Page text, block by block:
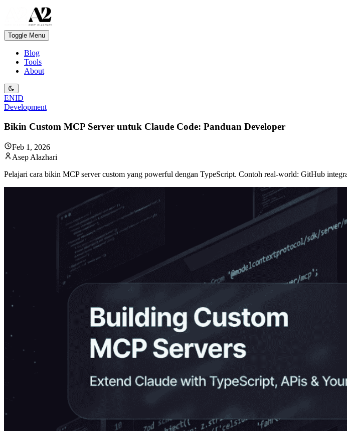
Toggle Menu
Blog
Tools
About
ENID
Development
Bikin Custom MCP Server untuk Claude Code: Panduan Developer
Feb 1, 2026
Asep Alazhari
Pelajari cara bikin MCP server custom yang powerful dengan TypeScript. Contoh real-world: GitHub